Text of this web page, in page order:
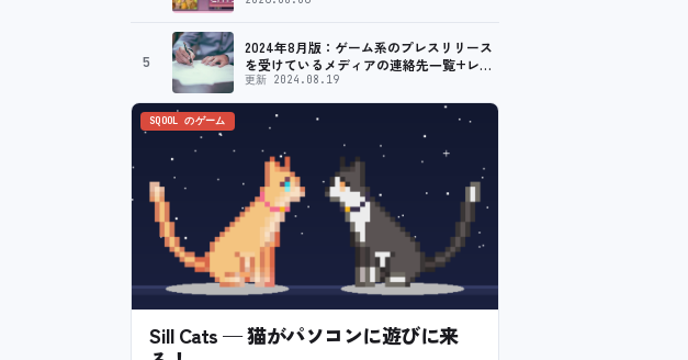
5
2024年8月版：ゲーム系のプレスリリース
を受けているメディアの連絡先一覧+レビ
ュー依頼先一覧
更新 2024.08.19
SQOOL のゲーム
Sill Cats — 猫がパソコンに遊びに来